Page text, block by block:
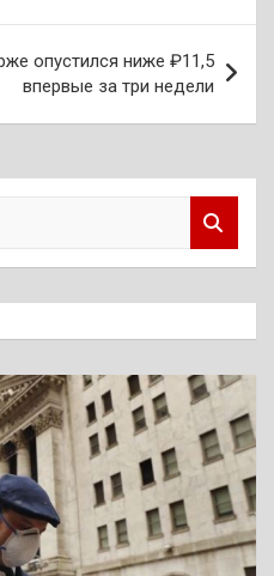
опустился ниже ₽11,5
впервые за три недели